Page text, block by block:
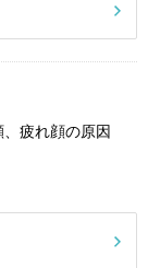
疲れ顔の原因